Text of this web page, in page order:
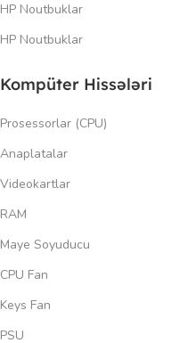
HP Noutbuklar
HP Noutbuklar
Kompüter Hissələri
Prosessorlar (CPU)
Anaplatalar
Videokartlar
RAM
Maye Soyuducu
CPU Fan
Keys Fan
PSU